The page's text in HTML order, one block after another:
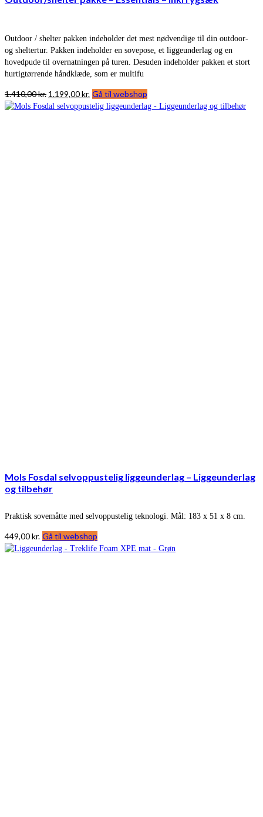
Outdoor / shelter pakken indeholder det mest nødvendige til din outdoor-
og sheltertur. Pakken indeholder en sovepose, et liggeunderlag og en
hovedpude til overnatningen på turen. Desuden indeholder pakken et stort
hurtigtørrende håndklæde, som er multifu
1.410,00kr. Den
oprindelige
1.199,00kr. Den
aktuelle
Gå til webshop
Mols Fosdal selvoppustelig liggeunderlag – Liggeunderlag
og tilbehør
Praktisk sovemåtte med selvoppustelig teknologi. Mål: 183 x 51 x 8 cm.
449,00kr. Gå til webshop